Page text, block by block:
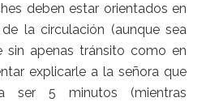
deben estar orientados en
la circulación (aunque sea
sin apenas tránsito como en
explicarle a la señora que
ser 5 minutos (mientras